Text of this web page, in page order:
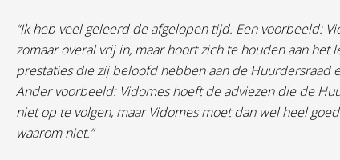
“Ik heb veel geleerd de afgelopen tijd. Een voorbeeld:
zomaar overal vrij in, maar hoort zich te houden aan het
prestaties die zij beloofd hebben aan de Huurdersraad
Ander voorbeeld: Vidomes hoeft de adviezen die de
niet op te volgen, maar Vidomes moet dan wel heel
waarom niet.”